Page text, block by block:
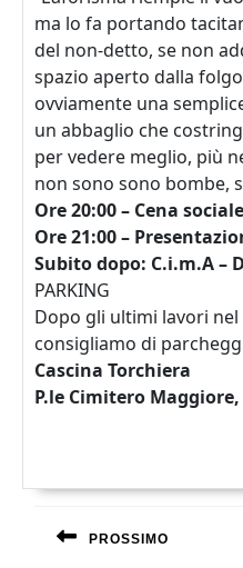
ma lo fa portando
del non-detto, se non
spazio aperto dalla
ovviamente una
un abbaglio che
per vedere meglio, più
non sono sono bombe,
Ore 20:00 – Cena
Ore 21:00 –
Subito dopo: C.i.m.A –
PARKING
Dopo gli ultimi lavori
consigliamo di
Cascina Torchiera
P.le Cimitero
Navigazione
articoli
PROSSIMO